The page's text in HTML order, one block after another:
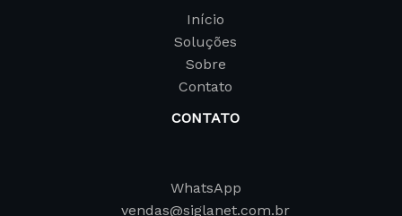
Início
Soluções
Sobre
Contato
CONTATO
WhatsApp
vendas@siglanet.com.br